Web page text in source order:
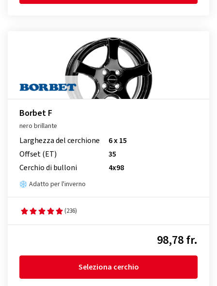
Borbet F
nero brillante
Larghezza del cerchione
6 x 15
Offset (ET)
35
Cerchio di bulloni
4x98
Adatto per l'inverno
(236)
98,78 fr.
Seleziona cerchio